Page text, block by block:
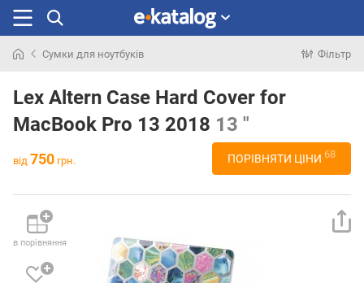
раніше
Сумки для ноутбуків Фільтр
Lex Altern Case Hard Cover for
MacBook Pro 13 2018 13 "
від 750 грн. ПОРІВНЯТИ ЦІНИ 68
в порівняння